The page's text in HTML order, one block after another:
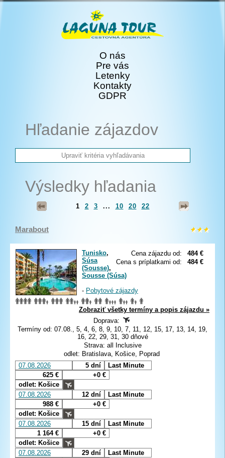
O nás
Pre vás
Letenky
Kontakty
GDPR
Hľadanie zájazdov
Výsledky hľadania
1 2 3 ... 10 20 22
Marabout
Cena zájazdu od:
484 €
Cena s príplatkami od:
484 €
Tunisko,
Súsa
(Sousse),
Sousse (Súsa)
- Pobytové zájazdy
Zobraziť všetky termíny a popis zájazdu »
Doprava:
Termíny od: 07.08., 5, 4, 6, 8, 9, 10, 7, 11, 12, 15, 17, 13, 14, 19,
16, 22, 29, 31, 30 dňové
Strava: all Inclusive
odlet: Bratislava, Košice, Poprad
07.08.2026
5 dní
Last Minute
625 €
+0 €
odlet: Košice
07.08.2026
12 dní
Last Minute
988 €
+0 €
odlet: Košice
07.08.2026
15 dní
Last Minute
1 164 €
+0 €
odlet: Košice
07.08.2026
29 dní
Last Minute